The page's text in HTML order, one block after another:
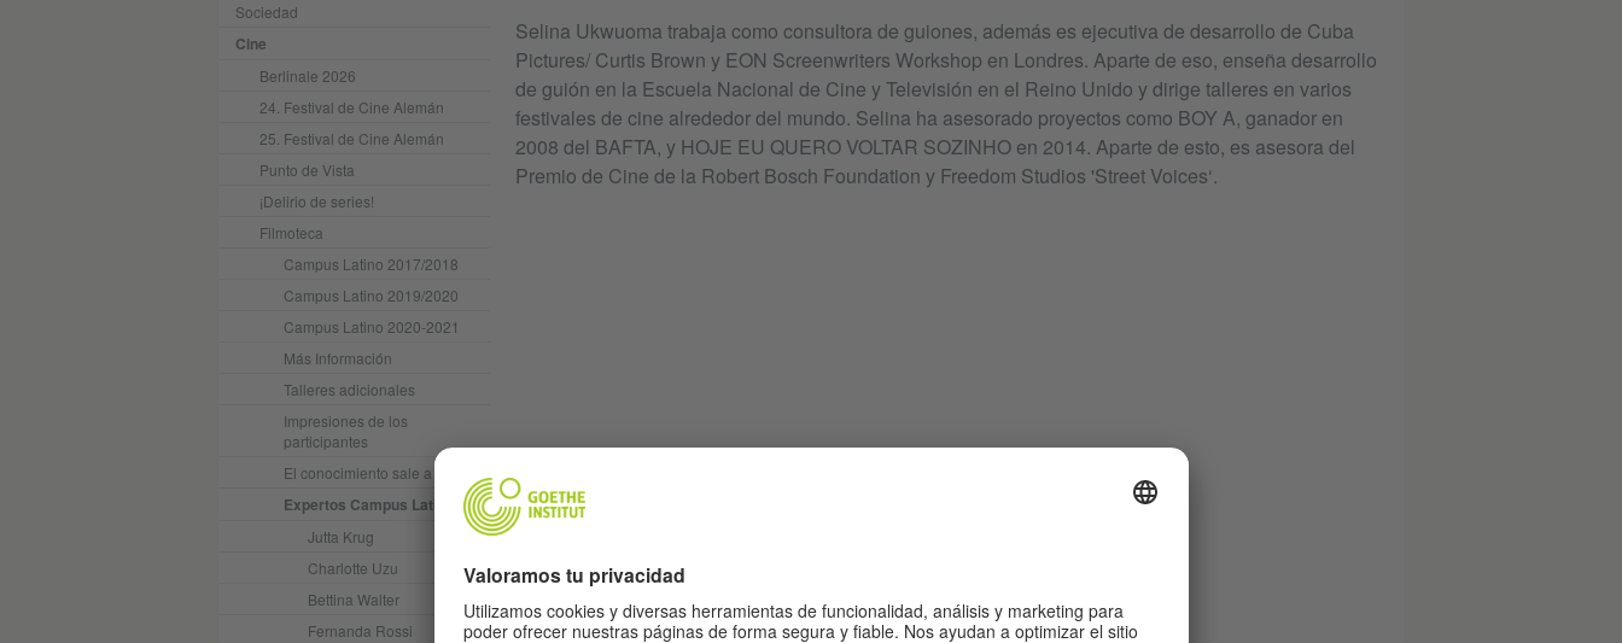
Sociedad
Cine
Berlinale 2026
24. Festival de Cine Alemán
25. Festival de Cine Alemán
Punto de Vista
¡Delirio de series!
Filmoteca
Campus Latino 2017/2018
Campus Latino 2019/2020
Campus Latino 2020-2021
Más Información
Talleres adicionales
Impresiones de los
participantes
El conocimiento sale a jugar
Expertos Campus Latino
Jutta Krug
Charlotte Uzu
Bettina Walter
Fernanda Rossi
Selina Ukwuoma trabaja como consultora de guiones, además es ejecutiva de desarrollo de Cuba
Pictures/ Curtis Brown y EON Screenwriters Workshop en Londres. Aparte de eso, enseña desarrollo
de guión en la Escuela Nacional de Cine y Televisión en el Reino Unido y dirige talleres en varios
festivales de cine alrededor del mundo. Selina ha asesorado proyectos como BOY A, ganador en
2008 del BAFTA, y HOJE EU QUERO VOLTAR SOZINHO en 2014. Aparte de esto, es asesora del
Premio de Cine de la Robert Bosch Foundation y Freedom Studios 'Street Voices‘.